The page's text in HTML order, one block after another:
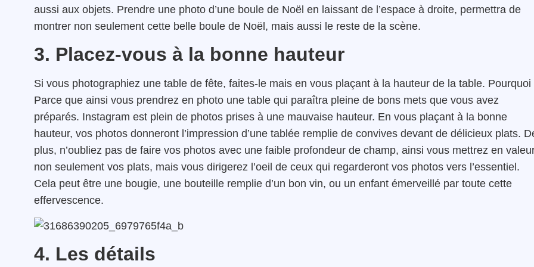
aussi aux objets. Prendre une photo d’une boule de Noël en laissant de l’espace à droite, permettra de
montrer non seulement cette belle boule de Noël, mais aussi le reste de la scène.
3. Placez-vous à la bonne hauteur
Si vous photographiez une table de fête, faites-le mais en vous plaçant à la hauteur de la table. Pourquoi
Parce que ainsi vous prendrez en photo une table qui paraîtra pleine de bons mets que vous avez
préparés. Instagram est plein de photos prises à une mauvaise hauteur. En vous plaçant à la bonne
hauteur, vos photos donneront l’impression d’une tablée remplie de convives devant de délicieux plats.
plus, n’oubliez pas de faire vos photos avec une faible profondeur de champ, ainsi vous mettrez en
non seulement vos plats, mais vous dirigerez l’oeil de ceux qui regarderont vos photos vers l’essentiel.
Cela peut être une bougie, une bouteille remplie d’un bon vin, ou un enfant émerveillé par toute cette
effervescence.
4. Les détails